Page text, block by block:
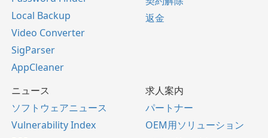
Local Backup
Video Converter
SigParser
AppCleaner
返金
ニュース
ソフトウェアニュース
Vulnerability Index
求人案内
パートナー
OEM用ソリューション